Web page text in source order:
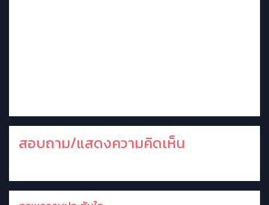
สอบถาม/แสดงความคิดเห็น